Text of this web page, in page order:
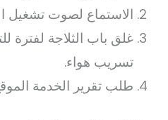
الاستماع لصوت تشغيل
غلق باب الثلاجة لفترة
تسريب هواء.
طلب تقرير الخدمة